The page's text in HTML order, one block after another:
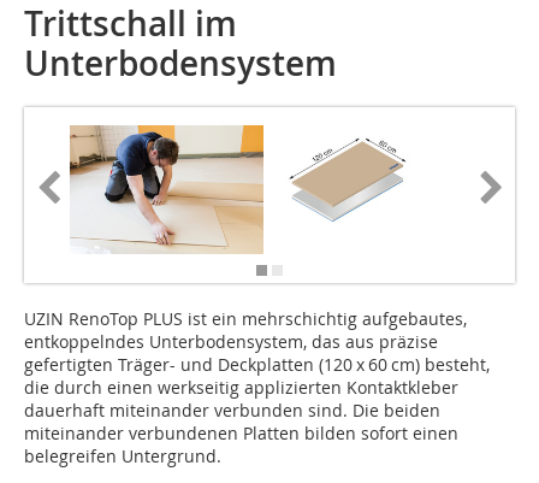
Trittschall im
Unterbodensystem
UZIN RenoTop PLUS ist ein mehrschichtig aufgebautes,
entkoppelndes Unterbodensystem, das aus präzise
gefertigten Träger- und Deckplatten (120 x 60 cm) besteht,
die durch einen werkseitig applizierten Kontaktkleber
dauerhaft miteinander verbunden sind. Die beiden
miteinander verbundenen Platten bilden sofort einen
belegreifen Untergrund.